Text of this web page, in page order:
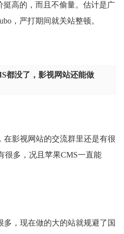
挺高的，而且不偷量。估计是广
，严打期间就关站整顿。
都没了，影视网站还能做
在影视网站的交流群里还是有很
很多，况且苹果CMS一直能
多，现在做的大的站就规避了国